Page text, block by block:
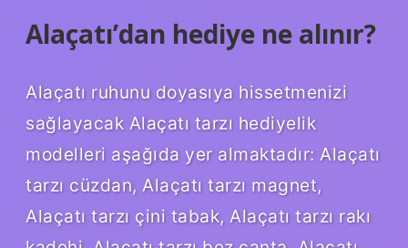
Alaçatı’dan hediye ne alınır?
Alaçatı ruhunu doyasıya hissetmenizi
sağlayacak Alaçatı tarzı hediyelik
modelleri aşağıda yer almaktadır: Alaçatı
tarzı cüzdan, Alaçatı tarzı magnet,
Alaçatı tarzı çini tabak, Alaçatı tarzı rakı